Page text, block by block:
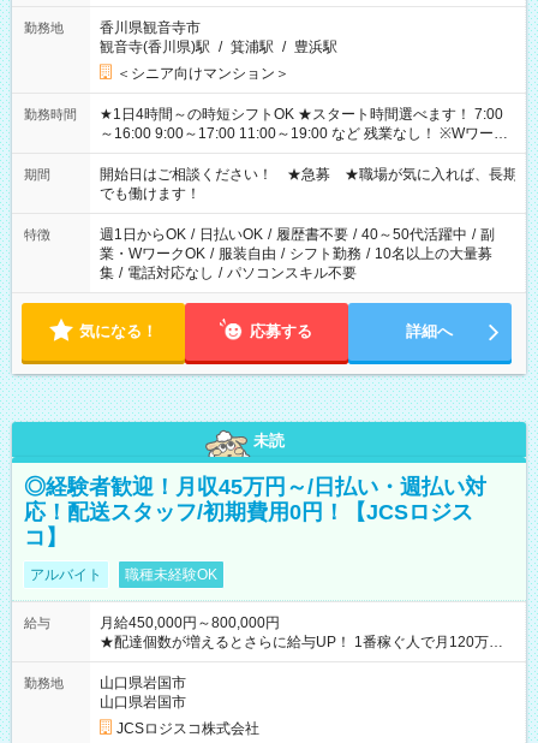
勤務地
香川県観音寺市
観音寺(香川県)駅 / 箕浦駅 / 豊浜駅
＜シニア向けマンション＞
勤務時間
★1日4時間～の時短シフトOK ★スタート時間選べます！ 7:00
～16:00 9:00～17:00 11:00～19:00 など 残業なし！ ※Wワーク
の場合、他のお仕事と合わせ週40時間超の就業はご案内できま
せん ※法令に基づき、週20時間以上勤務は社会保険への加入対
象となります ※労働者派遣法（日雇い派遣の原則禁止）によ
り、短時間・短期間の就業はご案内が難しい場合があります
期間
開始日はご相談ください！ ★急募 ★職場が気に入れば、長期
でも働けます！
特徴 週1日からOK / 日払いOK / 履歴書不要 / 40～50代活躍中 / 副
業・WワークOK / 服装自由 / シフト勤務 / 10名以上の大量募
集 / 電話対応なし / パソコンスキル不要
気になる！ 応募する 詳細へ
未読
◎経験者歓迎！月収45万円～/日払い・週払い対
応！配送スタッフ/初期費用0円！【JCSロジス
コ】
アルバイト 職種未経験OK
給与
月給450,000円～800,000円
★配達個数が増えるとさらに給与UP！ 1番稼ぐ人で月120万ほ
ど！ ・主要都市エリア 月収55万円／週5日稼働 月収65万~112
万円／週6日稼働 ・地方郊外エリア 月収40万円／週5日稼働 月
収40万円~50万円／週6日稼働 ＜モデルイメージ＞ ■月収50万
円 (27歳男性/江東区在住)※元建築関係 1日150個配達×25日勤務
(日休み) ■月収80万円(43歳男性/墨田区在住)※元営業 1日200個
勤務地
山口県岩国市
山口県岩国市
JCSロジスコ株式会社